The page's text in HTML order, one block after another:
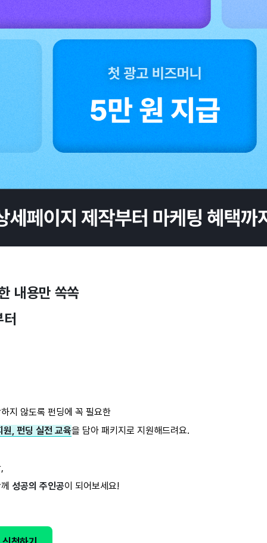
내용만 쏙쏙
터
지 않도록 펀딩에 꼭 필요한
, 펀딩 실전 교육을 담아 패키지로 지원해드려요.
성공의 주인공이 되어보세요!